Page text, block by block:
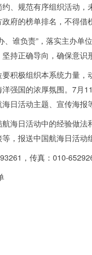
、规范有序组织活动
府的榜单排名，不得
、谁负责” ，落实主办单
持正确导向，确保意识
要积极组织本系统力量
强国的浓厚氛围。7月
日活动主题、宣传海报
航海日活动中的经验做
，报送中国航海日活动
，传真：010-